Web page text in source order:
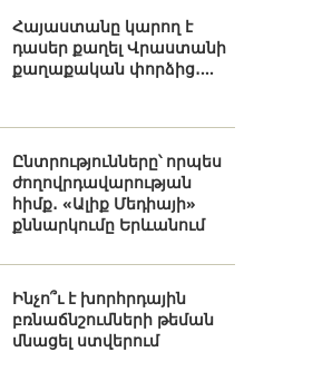
Հայաստանը կարող է
դասեր քաղել Վրաստանի
քաղաքական փորձից․...
Ընտրությունները՝ որպես
ժողովրդավարության
հիմք․ «Ալիք Մեդիայի»
քննարկումը Երևանում
Ինչո՞ւ է խորհրդային
բռնաճնշումների թեման
մնացել ստվերում